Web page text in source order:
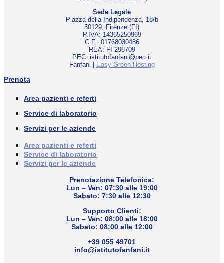
Sede Legale
Piazza della Indipendenza, 18/b
50129, Firenze (FI)
P.IVA: 14365250969
C.F.: 01768030486
REA: FI-298709
PEC: istitutofanfani@pec.it
Fanfani | Easy Green Hosting
Prenota
Area pazienti e referti
Service di laboratorio
Servizi per le aziende
Area pazienti e referti
Service di laboratorio
Servizi per le aziende
Prenotazione Telefonica:
Lun – Ven: 07:30 alle 19:00
Sabato: 7:30 alle 12:30
Supporto Clienti:
Lun – Ven: 08:00 alle 18:00
Sabato: 08:00 alle 12:00
+39 055 49701
info@istitutofanfani.it